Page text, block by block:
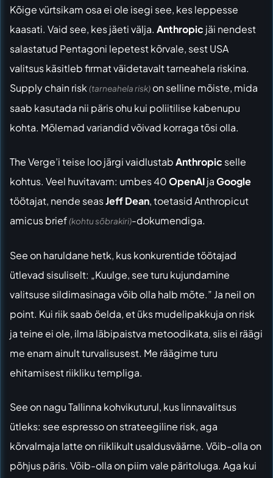
Kõige vürtsikam osa ei ole isegi see, kes leppesse
kaasati. Vaid see, kes jäeti välja. Anthropic jäi nendest
salastatud Pentagoni lepetest kõrvale, sest USA
valitsus käsitleb firmat väidetavalt tarneahela riskina.
Supply chain risk (tarneahela risk) on selline mõiste, mida
saab kasutada nii päris ohu kui poliitilise kabenupu
kohta. Mõlemad variandid võivad korraga tõsi olla.
The Verge’i teise loo järgivaidlustabAnthropic selle
kohtus. Veel huvitavam: umbes 40OpenAIjaGoogle
töötajat, nende seasJeff Dean, toetasid Anthropicut
amicus brief(kohtu sõbrakiri)-dokumendiga.
See on haruldane hetk, kus konkurentide töötajad
ütlevad sisuliselt: „Kuulge, see turu kujundamine
valitsuse sildimasinaga võib olla halb mõte.” Ja neil on
point. Kui riik saab öelda, et üks mudelipakkuja on risk
ja teine ei ole, ilma läbipaistva metoodikata, siis ei räägi
me enam ainult turvalisusest. Me räägime turu
ehitamisest riikliku templiga.
See on nagu Tallinna kohvikuturul, kus linnavalitsus
ütleks: see espresso on strateegiline risk, aga
kõrvalmaja latte on riiklikult usaldusväärne. Võib-olla on
põhjus päris. Võib-olla on piim vale päritoluga. Aga kui